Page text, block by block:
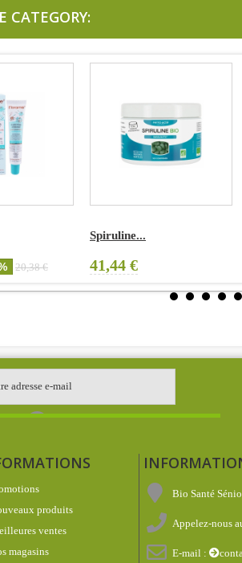
CATEGORY:
€
Spiruline...
41,44 €
produits
ventes
magasins
Bio Santé
Appelez-nous
E-mail :